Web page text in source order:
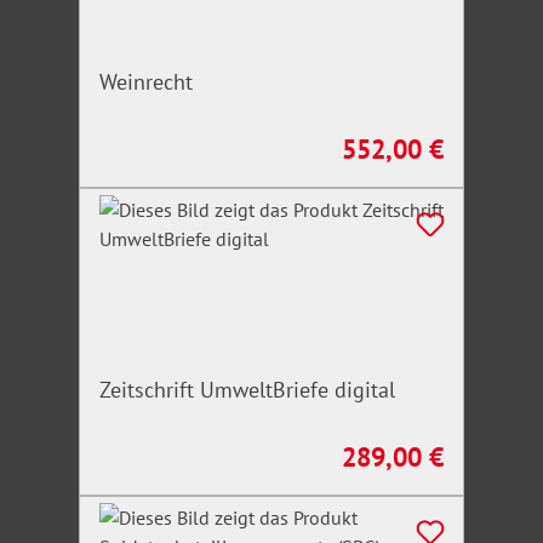
Weinrecht
Regulärer Preis:
552,00 €
Zeitschrift UmweltBriefe digital
Regulärer Preis:
289,00 €